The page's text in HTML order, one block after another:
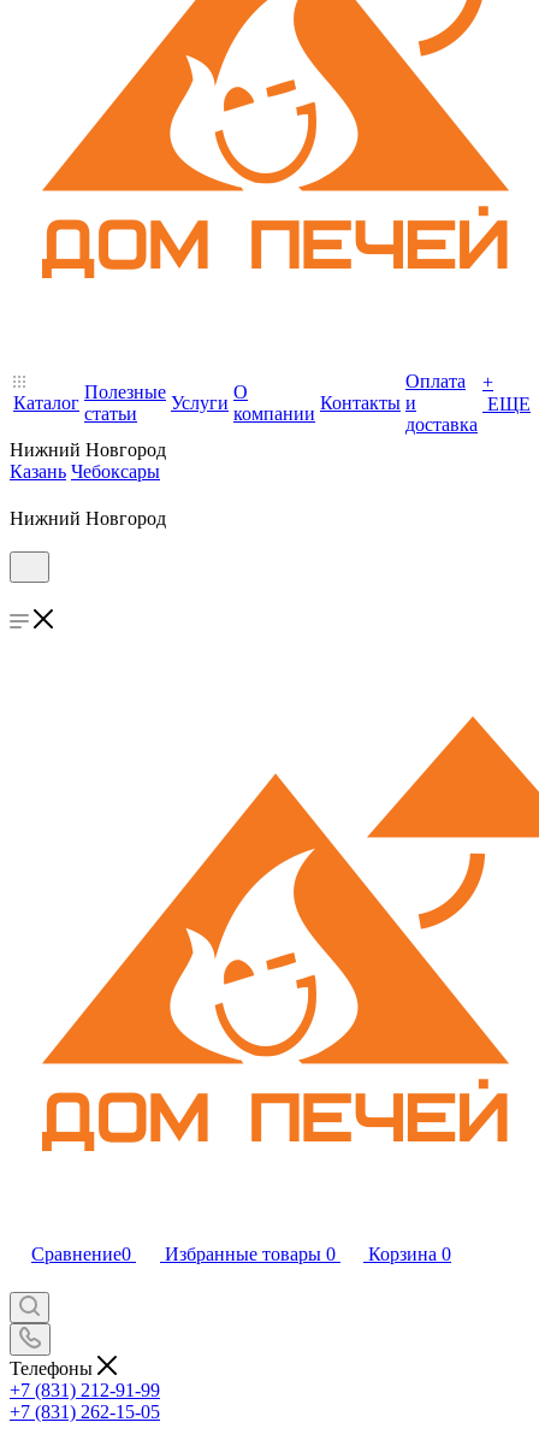
Каталог
Полезные
статьи
Услуги
О
компании
Контакты
Оплата
и
доставка
+
ЕЩЕ
Нижний Новгород
Казань Чебоксары
Нижний Новгород
Сравнение0 Избранные товары 0 Корзина 0
Телефоны
+7 (831) 212-91-99
+7 (831) 262-15-05